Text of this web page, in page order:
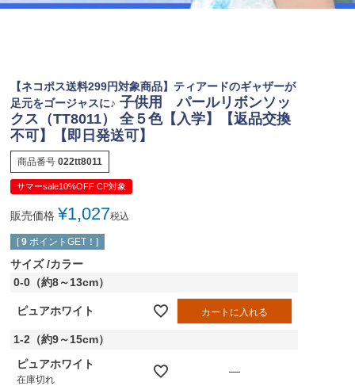
3歳・5歳・7歳の晴れの日
【ネコポス送料299円対象商品】ティアードのギャザーが
足元をゴージャスに♪ 子供用 パールリボンソッ
クス（TT8011） 全５色【入学】【返品交換
不可】【即日発送可】
商品番号 022tt8011
サマーsale10%OFF CP対象
販売価格 ¥1,027税込
[ 9 ポイントGET！]
サイズ カラー
0-0（約8～13cm）
ピュアホワイト カートに入れる
1-2（約9～15cm）
ピュアホワイト
在庫切れ
—